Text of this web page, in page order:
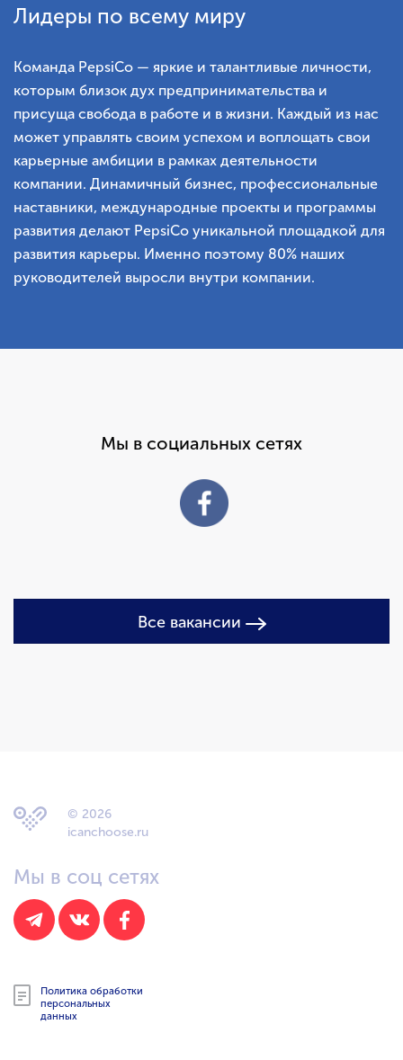
Лидеры по всему миру
Команда PepsiCo — яркие и талантливые личности,
которым близок дух предпринимательства и
присуща свобода в работе и в жизни. Каждый из нас
может управлять своим успехом и воплощать свои
карьерные амбиции в рамках деятельности
компании. Динамичный бизнес, профессиональные
наставники, международные проекты и программы
развития делают PepsiCo уникальной площадкой для
развития карьеры. Именно поэтому 80% наших
руководителей выросли внутри компании.
Мы в социальных сетях
Все вакансии
© 2026
icanchoose.ru
Мы в соц сетях
Политика обработки
персональных
данных